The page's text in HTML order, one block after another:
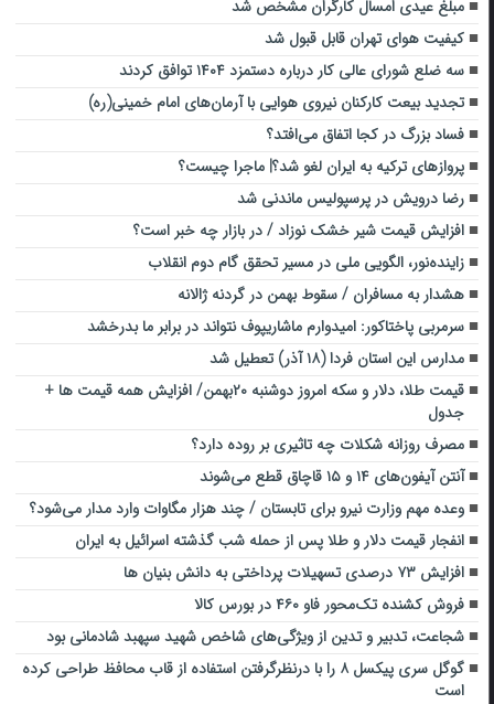
مبلغ عیدی امسال کارگران مشخص شد
کیفیت هوای تهران قابل قبول شد
سه ضلع شورای عالی کار درباره دستمزد ۱۴۰۴ توافق کردند
تجدید بیعت کارکنان نیروی هوایی با آرمان‌های امام خمینی(ره)
فساد بزرگ در کجا اتفاق می‌افتد؟
پروازهای ترکیه به ایران لغو شد؟| ماجرا چیست؟
رضا درویش در پرسپولیس ماندنی شد
افزایش قیمت شیر خشک نوزاد / در بازار چه خبر است؟
زاینده‌نور، الگویی ملی در مسیر تحقق گام دوم انقلاب
هشدار به مسافران / سقوط بهمن در گردنه ژالانه
سرمربی پاختاکور: امیدوارم ماشاریپوف نتواند در برابر ما بدرخشد
مدارس این استان فردا (۱۸ آذر) تعطیل شد
قیمت طلا، دلار و سکه امروز دوشنبه ۲۰بهمن/ افزایش همه قیمت ها +
جدول
مصرف روزانه شکلات چه تاثیری بر روده دارد؟
آنتن آیفون‌های ۱۴ و ۱۵ قاچاق قطع می‌شوند
وعده مهم وزارت نیرو برای تابستان / چند هزار مگاوات وارد مدار می‌شود؟
انفجار قیمت دلار و طلا پس از حمله شب گذشته اسرائیل به ایران
افزایش ۷۳ درصدی تسهیلات پرداختی به دانش بنیان ها
فروش کشنده تک‌محور فاو ۴۶۰ در بورس ‎کالا
شجاعت، تدبیر و تدین از ویژگی‌های شاخص شهید سپهبد شادمانی بود
گوگل سری پیکسل ۸ را با درنظرگرفتن استفاده از قاب محافظ طراحی کرده
است